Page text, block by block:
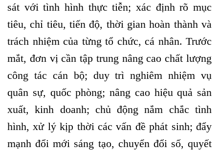
sát với tình hình thực tiễn; xác định rõ mục
tiêu, chỉ tiêu, tiến độ, thời gian hoàn thành và
trách nhiệm của từng tổ chức, cá nhân. Trước
mắt, đơn vị cần tập trung nâng cao chất lượng
công tác cán bộ; duy trì nghiêm nhiệm vụ
quân sự, quốc phòng; nâng cao hiệu quả sản
xuất, kinh doanh; chủ động nắm chắc tình
hình, xử lý kịp thời các vấn đề phát sinh; đẩy
mạnh đổi mới sáng tạo, chuyển đổi số, quyết